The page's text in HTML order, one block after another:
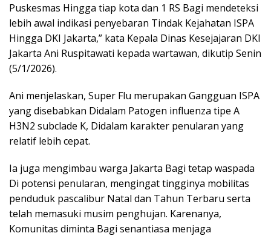
Puskesmas Hingga tiap kota dan 1 RS Bagi mendeteksi
lebih awal indikasi penyebaran Tindak Kejahatan ISPA
Hingga DKI Jakarta,” kata Kepala Dinas Kesejajaran DKI
Jakarta Ani Ruspitawati kepada wartawan, dikutip Senin
(5/1/2026).
Ani menjelaskan, Super Flu merupakan Gangguan ISPA
yang disebabkan Didalam Patogen influenza tipe A
H3N2 subclade K, Didalam karakter penularan yang
relatif lebih cepat.
Ia juga mengimbau warga Jakarta Bagi tetap waspada
Di potensi penularan, mengingat tingginya mobilitas
penduduk pascalibur Natal dan Tahun Terbaru serta
telah memasuki musim penghujan. Karenanya,
Komunitas diminta Bagi senantiasa menjaga